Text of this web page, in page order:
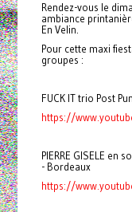
Rendez-vous le
ambiance
En Velin.
Pour cette maxi
groupes :
FUCK IT trio Post
https://
PIERRE GISELE en
- Bordeaux
https://